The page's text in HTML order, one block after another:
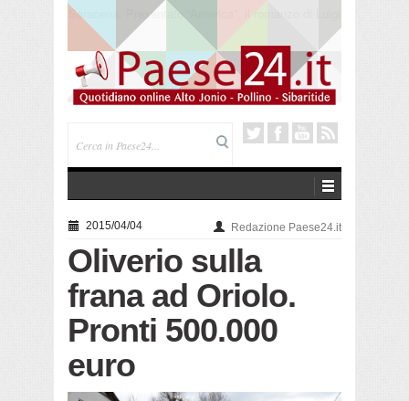
Trebisacce. Cento anni per la processione in mare
di San Rocco. Arriva la reliquia
2015/04/04 Redazione Paese24.it
Oliverio sulla
frana ad Oriolo.
Pronti 500.000
euro